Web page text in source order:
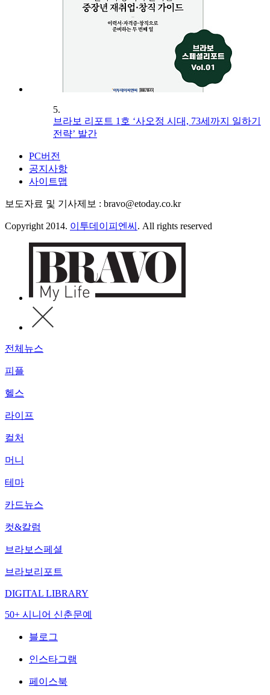
5.
브라보 리포트 1호 ‘사오정 시대, 73세까지 일하기
전략’ 발간
PC버전
공지사항
사이트맵
보도자료 및 기사제보 : bravo@etoday.co.kr
Copyright 2014. 이투데이피엔씨 . All rights reserved
전체뉴스
피플
헬스
라이프
컬처
머니
테마
카드뉴스
컷&칼럼
브라보스페셜
브라보리포트
DIGITAL LIBRARY
50+ 시니어 신춘문예
블로그
인스타그램
페이스북